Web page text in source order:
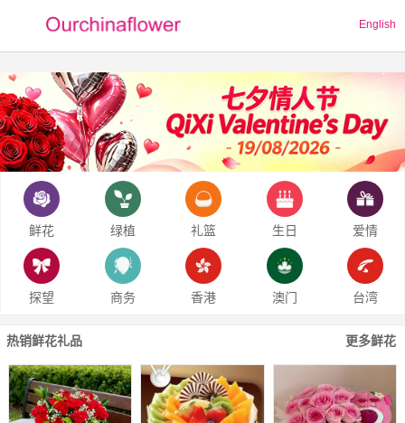
English
鲜花 绿植 礼篮 生日 爱情
探望 商务 香港 澳门 台湾
热销鲜花礼品 更多鲜花